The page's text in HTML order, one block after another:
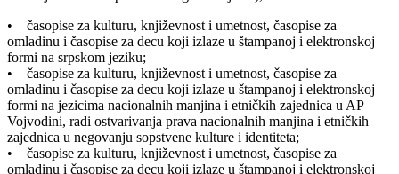
• časopise za kulturu, književnost i umetnost, časopise za
omladinu i časopise za decu koji izlaze u štampanoj i elektronskoj
formi na srpskom jeziku;
• časopise za kulturu, književnost i umetnost, časopise za
omladinu i časopise za decu koji izlaze u štampanoj i elektronskoj
formi na jezicima nacionalnih manjina i etničkih zajednica u AP
Vojvodini, radi ostvarivanja prava nacionalnih manjina i etničkih
zajednica u negovanju sopstvene kulture i identiteta;
• časopise za kulturu, književnost i umetnost, časopise za
omladinu i časopise za decu koji izlaze u štampanoj i elektronskoj